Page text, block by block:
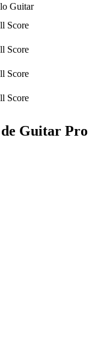
Guitar
Score
Score
Score
Score
Guitar Pro